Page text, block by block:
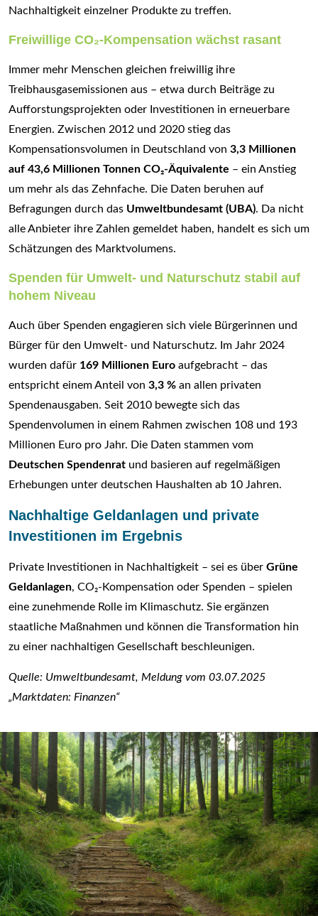
Nachhaltigkeit einzelner Produkte zu treffen.
Freiwillige CO₂-Kompensation wächst rasant
Immer mehr Menschen gleichen freiwillig ihre
Treibhausgasemissionen aus – etwa durch Beiträge zu
Aufforstungsprojekten oder Investitionen in erneuerbare
Energien. Zwischen 2012 und 2020 stieg das
Kompensationsvolumen in Deutschland von 3,3 Millionen
auf 43,6 Millionen Tonnen CO₂-Äquivalente – ein Anstieg
um mehr als das Zehnfache. Die Daten beruhen auf
Befragungen durch das Umweltbundesamt (UBA). Da nicht
alle Anbieter ihre Zahlen gemeldet haben, handelt es sich um
Schätzungen des Marktvolumens.
Spenden für Umwelt- und Naturschutz stabil auf
hohem Niveau
Auch über Spenden engagieren sich viele Bürgerinnen und
Bürger für den Umwelt- und Naturschutz. Im Jahr 2024
wurden dafür 169 Millionen Euro aufgebracht – das
entspricht einem Anteil von 3,3 % an allen privaten
Spendenausgaben. Seit 2010 bewegte sich das
Spendenvolumen in einem Rahmen zwischen 108 und 193
Millionen Euro pro Jahr. Die Daten stammen vom
Deutschen Spendenrat und basieren auf regelmäßigen
Erhebungen unter deutschen Haushalten ab 10 Jahren.
Nachhaltige Geldanlagen und private
Investitionen im Ergebnis
Private Investitionen in Nachhaltigkeit – sei es über Grüne
Geldanlagen, CO₂-Kompensation oder Spenden – spielen
eine zunehmende Rolle im Klimaschutz. Sie ergänzen
staatliche Maßnahmen und können die Transformation hin
zu einer nachhaltigen Gesellschaft beschleunigen.
Quelle: Umweltbundesamt, Meldung vom 03.07.2025
„Marktdaten: Finanzen“